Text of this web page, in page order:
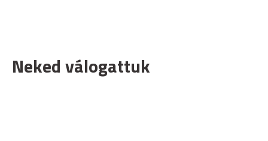
Neked válogattuk